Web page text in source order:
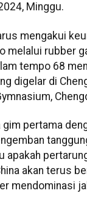
Minggu.
mengakui
melalui rubber
tempo 68
digelar di
pertama
apakah
akan terus
mendominasi